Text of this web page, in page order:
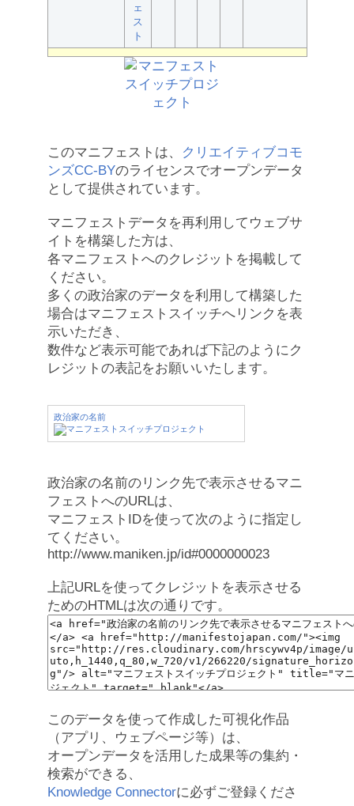
ェ
ス
ト
このマニフェストは、
クリエイティブコモ
ンズCC-BYのライセンスでオープンデータ
として提供されています。
マニフェストデータを再利用してウェブサ
イトを構築した方は、
各マニフェストへのクレジットを掲載して
ください。
多くの政治家のデータを利用して構築した
場合はマニフェストスイッチへリンクを表
示いただき、
数件など表示可能であれば下記のようにク
レジットの表記をお願いいたします。
政治家の名前
政治家の名前のリンク先で表示させるマニ
フェストへのURLは、
マニフェストIDを使って次のように指定し
てください。
http://www.maniken.jp/id#0000000023
上記URLを使ってクレジットを表示させる
ためのHTMLは次の通りです。
このデータを使って作成した可視化作品
（アプリ、ウェブページ等）は、
オープンデータを活用した成果等の集約・
検索ができる、
Knowledge Connectorに必ずご登録くださ